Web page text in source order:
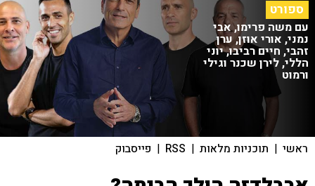
ספורט
עם משה פרימו, אבי
נמני, אורי אוזן, ערן
זהבי, חיים רביבו, יוני
הללי, לירן שכנר וגילי
ורמוט
ראשי | תוכניות מלאות |
RSS
| פייסבוק